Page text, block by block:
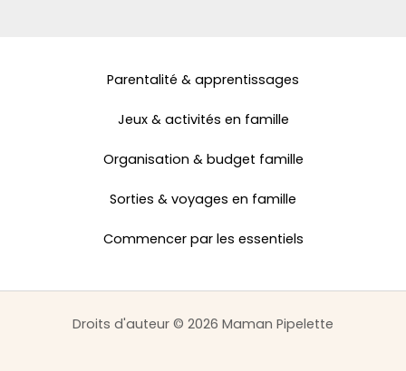
Parentalité & apprentissages
Jeux & activités en famille
Organisation & budget famille
Sorties & voyages en famille
Commencer par les essentiels
Droits d'auteur © 2026 Maman Pipelette